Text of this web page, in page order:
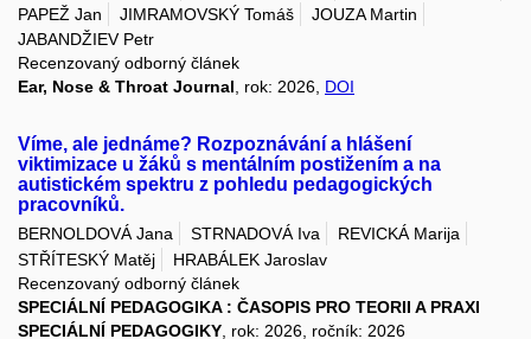
PAPEŽ Jan
JIMRAMOVSKÝ Tomáš
JOUZA Martin
JABANDŽIEV Petr
Recenzovaný odborný článek
Ear, Nose & Throat Journal , rok: 2026, DOI
Víme, ale jednáme? Rozpoznávání a hlášení
viktimizace u žáků s mentálním postižením a na
autistickém spektru z pohledu pedagogických
pracovníků.
BERNOLDOVÁ Jana STRNADOVÁ Iva
REVICKÁ Marija
STŘÍTESKÝ Matěj
HRABÁLEK Jaroslav
Recenzovaný odborný článek
SPECIÁLNÍ PEDAGOGIKA : ČASOPIS PRO TEORII A PRAXI
SPECIÁLNÍ PEDAGOGIKY , rok: 2026, ročník: 2026